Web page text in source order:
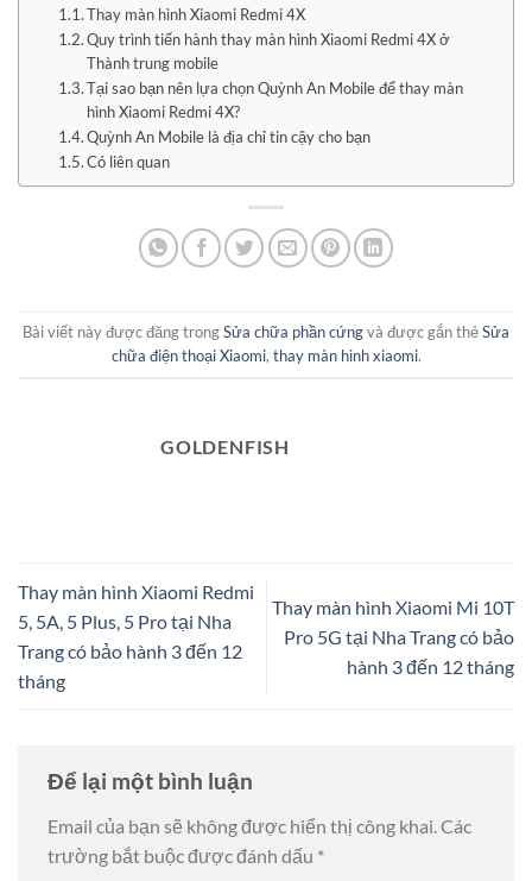
Thay màn hình Xiaomi Redmi 4X
Quy trình tiến hành thay màn hình Xiaomi Redmi 4X ở
Thành trung mobile
Tại sao bạn nên lựa chọn Quỳnh An Mobile để thay màn
hình Xiaomi Redmi 4X?
Quỳnh An Mobile là địa chỉ tin cậy cho bạn
Có liên quan
Bài viết này được đăng trongSửa chữa phần cứngvà được gắn thẻSửa
chữa điện thoại Xiaomi, thay màn hình xiaomi.
GOLDENFISH
Thay màn hình Xiaomi Redmi
5, 5A, 5 Plus, 5 Pro tại Nha
Trang có bảo hành 3 đến 12
tháng
Thay màn hình Xiaomi Mi 10T
Pro 5G tại Nha Trang có bảo
hành 3 đến 12 tháng
Để lại một bình luận
Email của bạn sẽ không được hiển thị công khai.Các
trường bắt buộc được đánh dấu *